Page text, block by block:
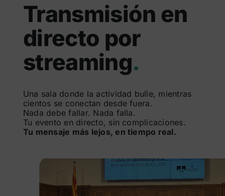
Nosotros
Cuéntanos…
Buscar:
Transmisión en
directo por
streaming.
Una sala donde la actividad bulle, mientras
cientos se conectan desde fuera.
Nada debe fallar. Nada falla.
Tu evento en directo, sin complicaciones.
Tu mensaje más lejos, en tiempo real.